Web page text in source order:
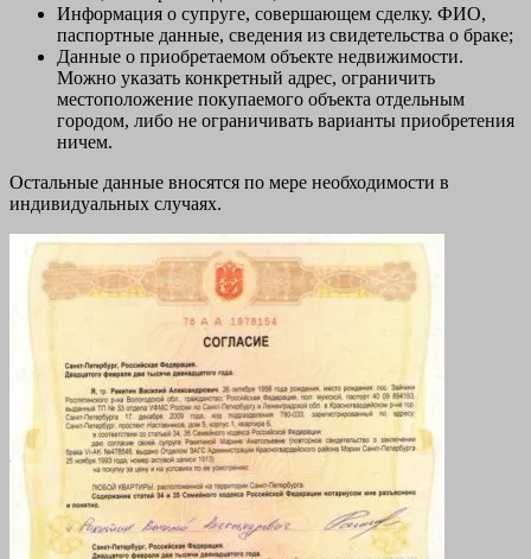
Информация о супруге, совершающем сделку. ФИО,
паспортные данные, сведения из свидетельства о браке;
Данные о приобретаемом объекте недвижимости.
Можно указать конкретный адрес, ограничить
местоположение покупаемого объекта отдельным
городом, либо не ограничивать варианты приобретения
ничем.
Остальные данные вносятся по мере необходимости в
индивидуальных случаях.